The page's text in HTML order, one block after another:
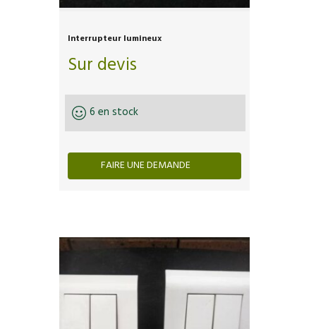
Interrupteur lumineux
Sur devis
6 en stock
FAIRE UNE DEMANDE